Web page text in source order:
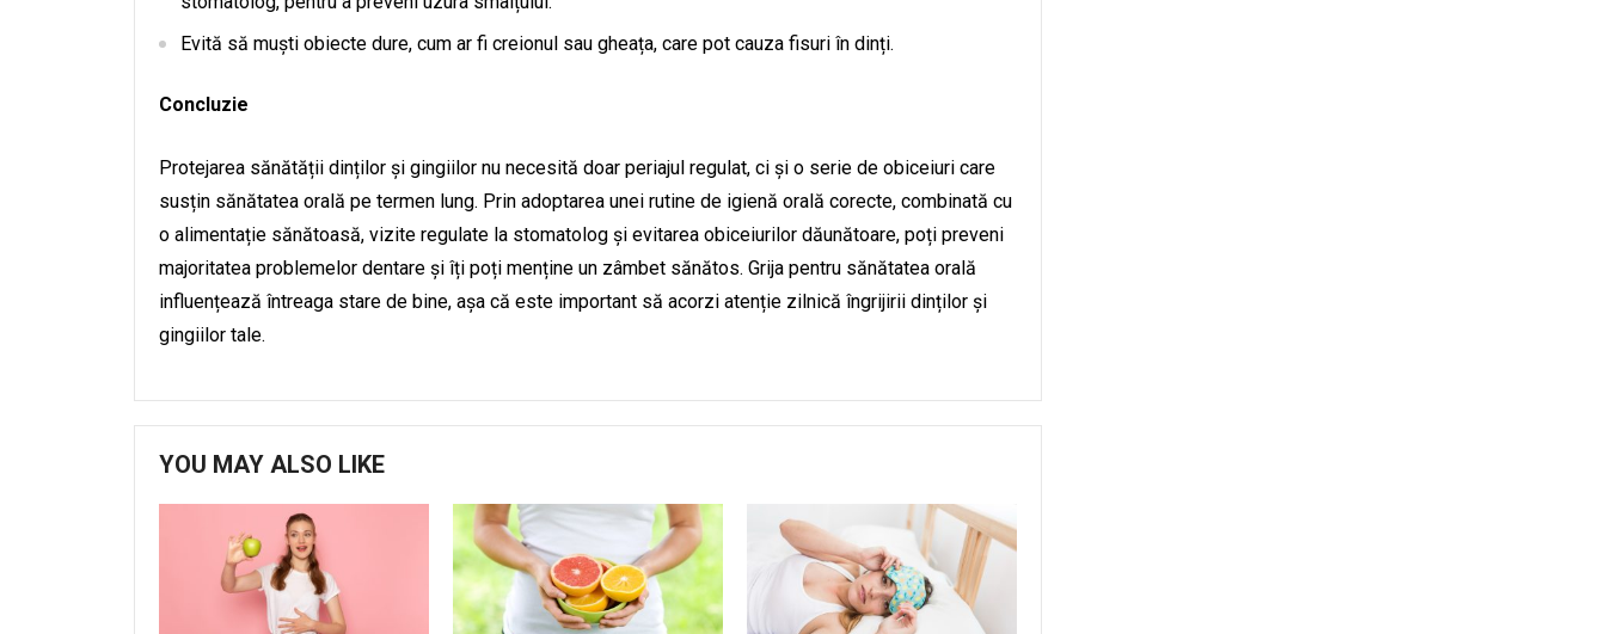
Evită să muști obiecte dure, cum ar fi creionul sau gheața, care pot cauza fisuri în dinți.
Concluzie
Protejarea sănătății dinților și gingiilor nu necesită doar periajul regulat, ci și o serie de obiceiuri care
susțin sănătatea orală pe termen lung. Prin adoptarea unei rutine de igienă orală corecte, combinată cu
o alimentație sănătoasă, vizite regulate la stomatolog și evitarea obiceiurilor dăunătoare, poți preveni
majoritatea problemelor dentare și îți poți menține un zâmbet sănătos. Grija pentru sănătatea orală
influențează întreaga stare de bine, așa că este important să acorzi atenție zilnică îngrijirii dinților și
gingiilor tale.
YOU MAY ALSO LIKE